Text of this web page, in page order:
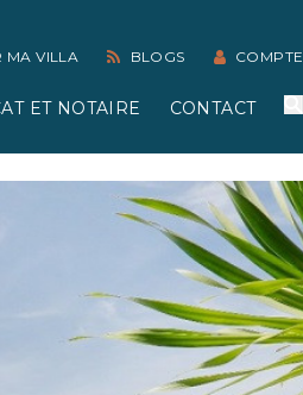
MA VILLA BLOGS COMPTE
ET NOTAIRE CONTACT